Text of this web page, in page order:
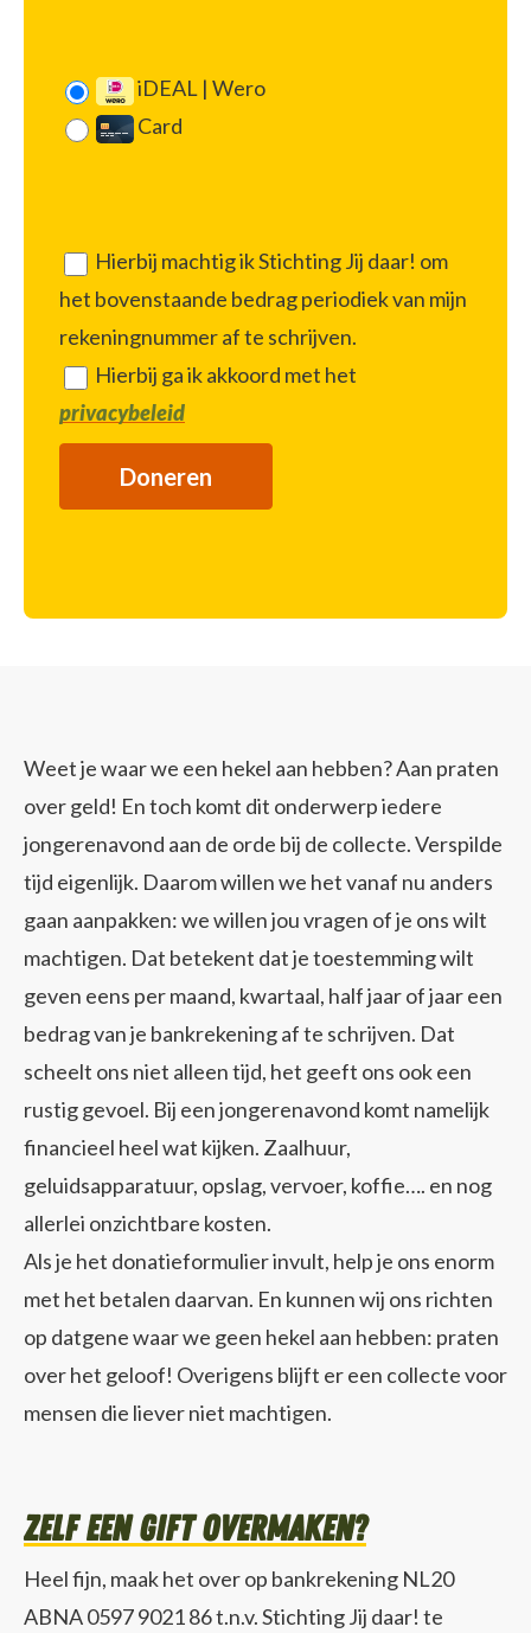
iDEAL | Wero
Card
Hierbij machtig ik Stichting Jij daar! om
het bovenstaande bedrag periodiek van mijn
rekeningnummer af te schrijven.
Hierbij ga ik akkoord met het
privacybeleid
Weet je waar we een hekel aan hebben? Aan praten
over geld! En toch komt dit onderwerp iedere
jongerenavond aan de orde bij de collecte. Verspilde
tijd eigenlijk. Daarom willen we het vanaf nu anders
gaan aanpakken: we willen jou vragen of je ons wilt
machtigen. Dat betekent dat je toestemming wilt
geven eens per maand, kwartaal, half jaar of jaar een
bedrag van je bankrekening af te schrijven. Dat
scheelt ons niet alleen tijd, het geeft ons ook een
rustig gevoel. Bij een jongerenavond komt namelijk
financieel heel wat kijken. Zaalhuur,
geluidsapparatuur, opslag, vervoer, koffie…. en nog
allerlei onzichtbare kosten.
Als je het donatieformulier invult, help je ons enorm
met het betalen daarvan. En kunnen wij ons richten
op datgene waar we geen hekel aan hebben: praten
over het geloof! Overigens blijft er een collecte voor
mensen die liever niet machtigen.
Zelf een gift overmaken?
Heel fijn, maak het over op bankrekening NL20
ABNA 0597 9021 86 t.n.v. Stichting Jij daar! te